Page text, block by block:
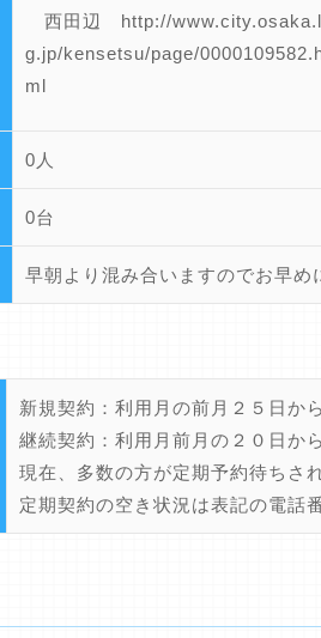
西田辺 http://www.city.osaka.l
g.jp/kensetsu/page/
ml
0人
0台
早朝より混み合いますのでお早め
新規契約：利用月の前月２５日か
継続契約：利用月前月の２０日か
現在、多数の方が定期予約待ちさ
定期契約の空き状況は表記の電話